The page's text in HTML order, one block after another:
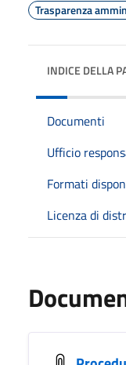
Trasparenza
INDICE DELLA
Documenti
Ufficio
Formati
Licenza di